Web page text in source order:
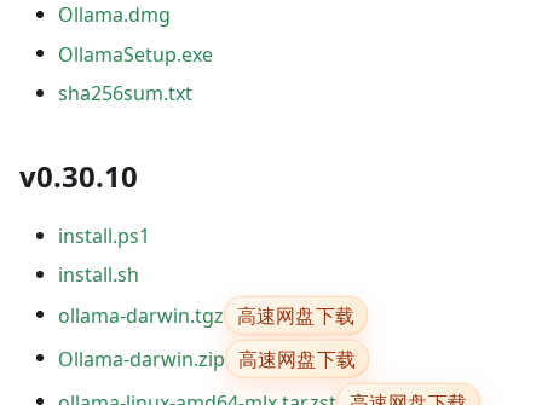
Ollama.dmg
OllamaSetup.exe
sha256sum.txt
v0.30.10
install.ps1
install.sh
ollama-darwin.tgz 高速网盘下载
Ollama-darwin.zip 高速网盘下载